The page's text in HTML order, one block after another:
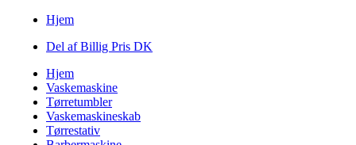
Hjem
Del af Billig Pris DK
Hjem
Vaskemaskine
Tørretumbler
Vaskemaskineskab
Tørrestativ